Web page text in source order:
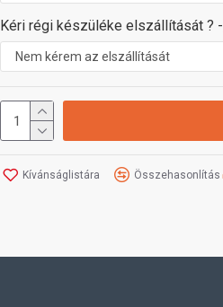
Kéri régi készüléke elszállítását ? -
Kívánságlistára Összehasonlítás